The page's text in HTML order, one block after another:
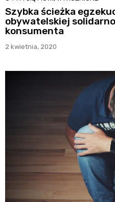
Szybka ścieżka
obywatelskiej
konsumenta
2 kwietnia, 2020